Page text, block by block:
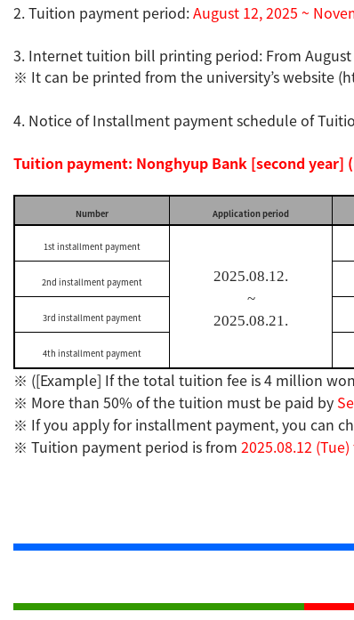
2. Tuition payment period:August 12, 2025 ~
3. Internet tuition bill printing period: From August
※ It can be printed from the university’s website (
4. Notice of Installment payment schedule of
Tuition payment: Nonghyup Bank [second year]
Number Application period
1st installment payment
2025.08.12.
~
2025.08.21.
2nd installment payment
3rd installment payment
4th installment payment
※ ([Example] If the total tuition fee is 4 million
※ More than 50% of the tuition must be paid by
※ If you apply for installment payment, you can
※ Tuition payment period is from 2025.08.12